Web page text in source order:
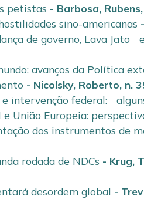
petistas - Barbosa, Rubens,
sino-americanas
de governo, Lava
avanços da Política
- Nicolsky, Roberto, n.
intervenção federal:
União Europeia:
dos instrumentos de
rodada de NDCs - Krug,
desordem global -